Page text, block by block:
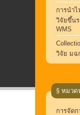
การนำไ
วิจัยขึ้น
WMS
วิจัย มฉ
§ หมวด
การจัดก